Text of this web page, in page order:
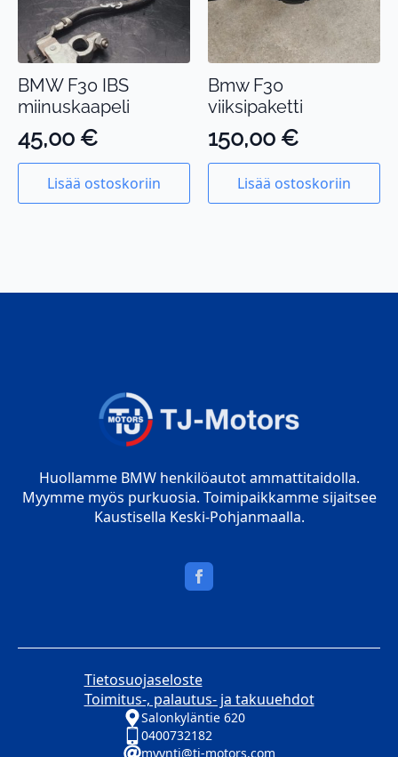
BMW F30 IBS
miinuskaapeli
45,00 €
Lisää ostoskoriin
Bmw F30
viiksipaketti
150,00 €
Lisää ostoskoriin
Huollamme BMW henkilöautot ammattitaidolla.
Myymme myös purkuosia. Toimipaikkamme sijaitsee
Kaustisella Keski-Pohjanmaalla.
Tietosuojaseloste
Toimitus-, palautus- ja takuuehdot
Salonkyläntie 620
0400732182
myynti@tj-motors.com